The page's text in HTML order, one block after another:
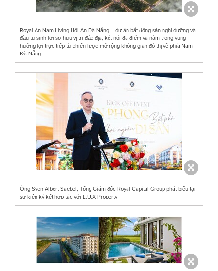
Royal An Nam Living Hội An Đà Nẵng – dự án bất động sản nghỉ dưỡng và
đầu tư sinh lời sở hữu vị trí đắc địa, kết nối đa điểm và nằm trong vùng
hưởng lợi trực tiếp từ chiến lược mở rộng không gian đô thị về phía Nam
Đà Nẵng
Ông Sven Albert Saebel, Tổng Giám đốc Royal Capital Group phát biểu tại
sự kiện ký kết hợp tác với L.U.X Property